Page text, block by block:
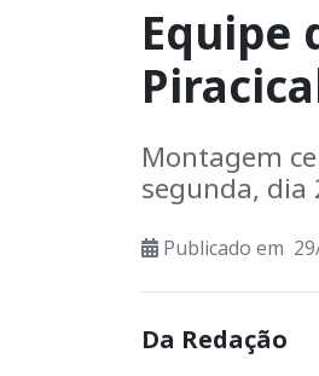
Equipe
Montagem
segunda, dia
Publicado em
Da Redação